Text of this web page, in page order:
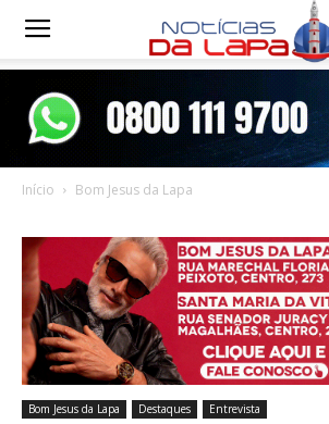
Notícias
Início Bom Jesus da Lapa
Bom Jesus da Lapa Destaques Entrevista